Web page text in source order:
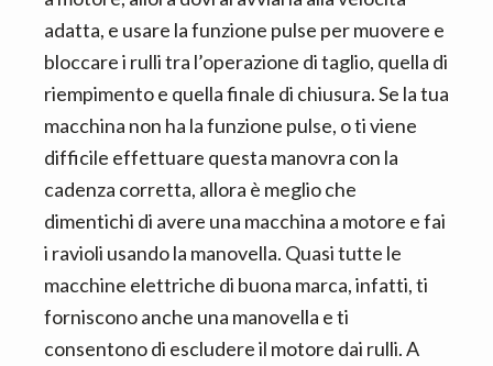
adatta, e usare la funzione pulse per muovere e
bloccare i rulli tra l’operazione di taglio, quella di
riempimento e quella finale di chiusura. Se la tua
macchina non ha la funzione pulse, o ti viene
difficile effettuare questa manovra con la
cadenza corretta, allora è meglio che
dimentichi di avere una macchina a motore e fai
i ravioli usando la manovella. Quasi tutte le
macchine elettriche di buona marca, infatti, ti
forniscono anche una manovella e ti
consentono di escludere il motore dai rulli. A